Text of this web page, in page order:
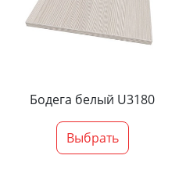
Бодега белый U3180
Выбрать